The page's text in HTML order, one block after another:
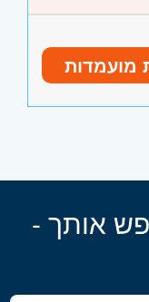
מועמדות
אותך -